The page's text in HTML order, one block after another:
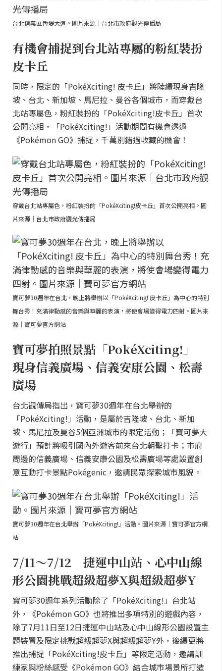
台北信義區香堤大道。圖片來源｜台北市政府觀光傳播局
有機會捕捉到台北站專屬的粉紅裝扮
皮卡丘
同時，限定的「PokéXciting! 皮卡丘」將陸續現身吉隆
坡、台北、新加坡、馬尼拉、曼谷各個城市，而穿戴台
北站專屬色，粉紅裝扮的「PokéXciting!皮卡丘」首次
公開亮相，「PokéXciting!」活動期間有機會透過
《Pokémon GO》捕捉，千萬別錯過收藏的機會！
穿戴台北站專屬色，粉紅裝扮的「PokéXciting!皮卡丘」首次公開亮相。圖
片來源｜台北市政府觀光傳播局
寶可夢30週年在台北，晚上將舉辦以「PokéXciting! 皮卡丘」為中心的特別
舞台秀！充滿律動感的音樂與華麗的表演，將使會場變得電力四射。圖片來
源｜寶可夢官方網站
寶可夢拍照景點「PokéXciting!」
現身信義廣場、信義安康公園、松壽
廣場
台北觀傳局指出，寶可夢30週年在台北舉辦的
「PokéXciting!」活動，是屬於吉隆坡、台北、新加
坡、馬尼拉及曼谷5個亞洲城市的限定活動；「寶可夢大
遊行」預計將吸引國內外遊客前來台北朝聖打卡；市府
周邊的信義廣場、信義安康公園及松壽廣場等處設置創
意互動打卡景點Pokégenic，邀請民眾探索城市風貌。
寶可夢30週年在台北舉辦「PokéXciting!」活動。圖片來源｜寶可夢官方網
站
7/11～7/12 捷運中山站、心中山線
形公園挑戰超級超夢X與超級超夢Y
寶可夢30週年系列活動除了「PokéXciting!」台北站
外，《Pokémon GO》也將推出多項特別的遊戲內容，
除了7月11日至12日捷運中山站及心中山線形公園設置主
題裝置及限定挑戰超級超夢X與超級超夢Y外，後續更將
推出捕捉「PokéXciting!皮卡丘」等限定活動，邀請訓
練家與粉絲感受《Pokémon GO》結合城市場景所打造